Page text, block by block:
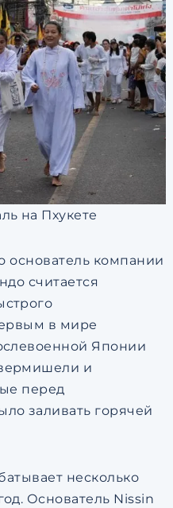
на Пхукете
основатель компании
считается
в мире
Японии
и
перед
заливать горячей
несколько
Основатель Nissin